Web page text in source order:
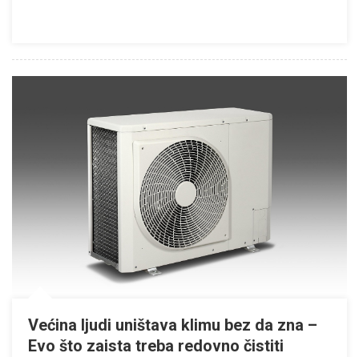
Većina ljudi uništava klimu bez da zna –
Evo što zaista treba redovno čistiti